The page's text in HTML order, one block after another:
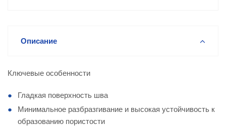
Описание
Ключевые особенности
Гладкая поверхность шва
Минимальное разбразгивание и высокая устойчивость к
образованию пористости